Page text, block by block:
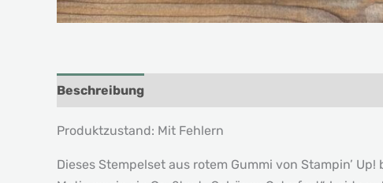
Beschreibung
Produktzustand: Mit Fehlern
Dieses Stempelset aus rotem Gummi von Stampin’